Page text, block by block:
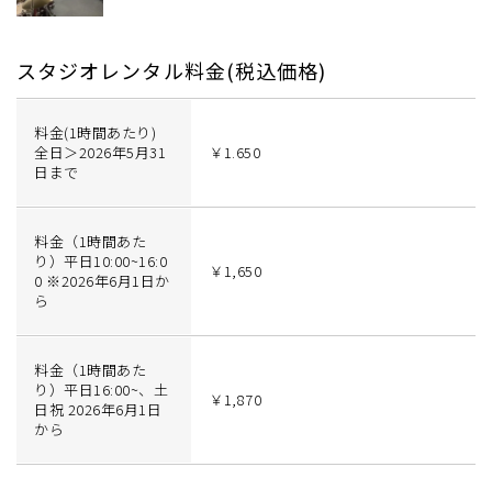
スタジオレンタル料金(税込価格)
料金(1時間あたり)
全日＞2026年5月31
日まで
￥1.650
料金（1時間あた
り）平日10:00~16:0
0 ※2026年6月1日か
ら
￥1,650
料金（1時間あた
り）平日16:00~、土
日祝 2026年6月1日
から
￥1,870